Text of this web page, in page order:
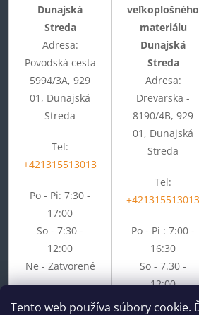
Tento web používa súbory cookie.
Dunajská
Streda
Adresa:
Povodská cesta
5994/3A, 929
01, Dunajská
Streda
Tel:
+421315513013
Po - Pi: 7:30 -
17:00
So - 7:30 -
12:00
Ne - Zatvorené
veľkoplošného
materiálu
Dunajská
Streda
Adresa:
Drevarska -
8190/4B, 929
01, Dunajská
Streda
Tel:
+421315513013
Po - Pi : 7:00 -
16:30
So - 7.30 -
12:00
Ne - Zatvorené